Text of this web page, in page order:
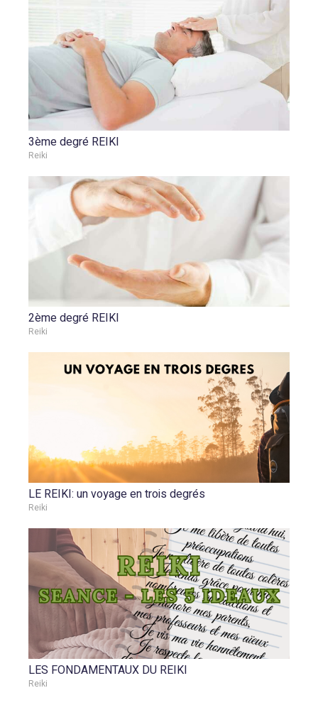
3ème degré REIKI
Reiki
2ème degré REIKI
Reiki
LE REIKI: un voyage en trois degrés
Reiki
LES FONDAMENTAUX DU REIKI
Reiki